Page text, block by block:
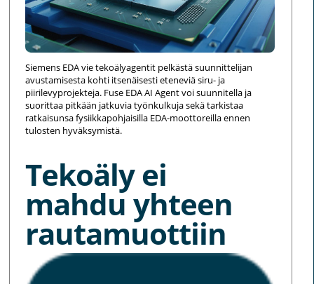
Siemens EDA vie tekoälyagentit pelkästä suunnittelijan
avustamisesta kohti itsenäisesti eteneviä siru- ja
piirilevyprojekteja. Fuse EDA AI Agent voi suunnitella ja
suorittaa pitkään jatkuvia työnkulkuja sekä tarkistaa
ratkaisunsa fysiikkapohjaisilla EDA-moottoreilla ennen
tulosten hyväksymistä.
Tekoäly ei
mahdu yhteen
rautamuottiin